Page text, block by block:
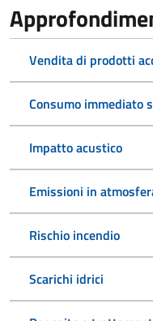
Vendita di prodotti
Consumo immediato
Impatto acustico
Emissioni in
Rischio incendio
Scarichi idrici